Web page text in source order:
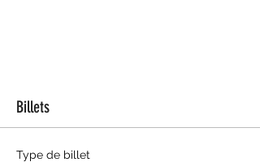
Billets
Type de billet